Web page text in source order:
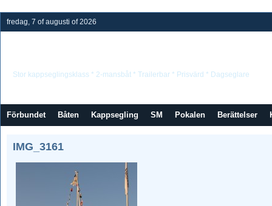
fredag, 7 of augusti of 2026
Stor kappseglingsklass * 2-mansbåt * Trailerbar * Prisvärd * Dagseglare
Förbundet Båten Kappsegling SM Pokalen Berättelser
IMG_3161